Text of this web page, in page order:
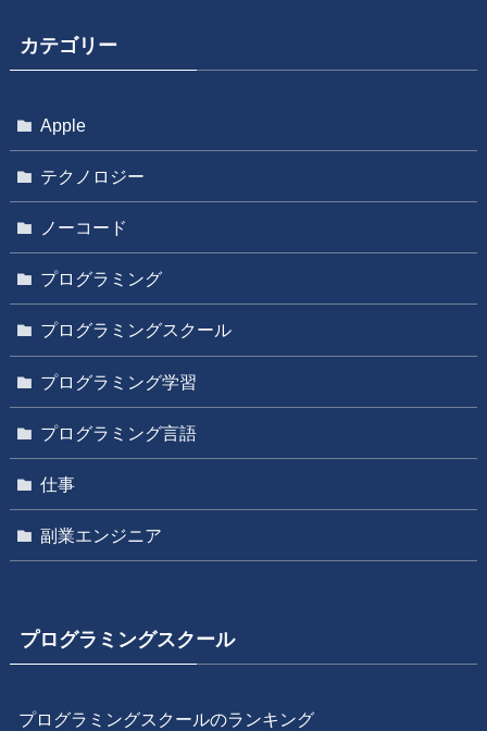
カテゴリー
Apple
テクノロジー
ノーコード
プログラミング
プログラミングスクール
プログラミング学習
プログラミング言語
仕事
副業エンジニア
プログラミングスクール
プログラミングスクールのランキング